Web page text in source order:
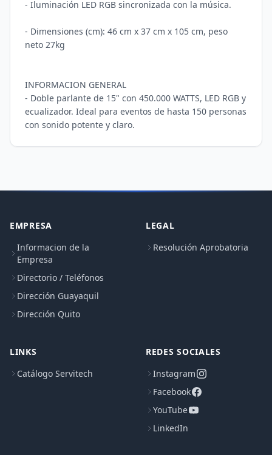
- Iluminación LED RGB sincronizada con la música.
- Dimensiones (cm): 46 cm x 37 cm x 105 cm, peso
neto 27kg
INFORMACION GENERAL
- Doble parlante de 15" con 450.000 WATTS, LED RGB y
ecualizador. Ideal para eventos de hasta 150 personas
con sonido potente y claro.
EMPRESA
Informacion de la
Empresa
Directorio / Teléfonos
Dirección Guayaquil
Dirección Quito
LEGAL
Resolución Aprobatoria
LINKS
Catálogo Servitech
REDES SOCIALES
Instagram
Facebook
YouTube
LinkedIn